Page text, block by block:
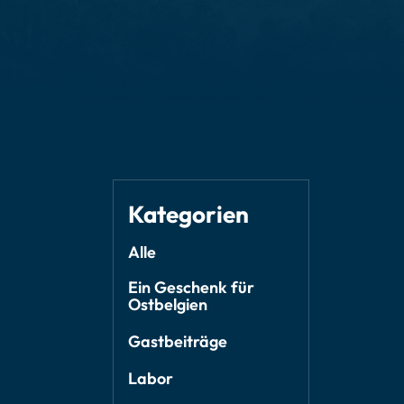
Kategorien
Alle
Ein Geschenk für
Ostbelgien
Gastbeiträge
Labor